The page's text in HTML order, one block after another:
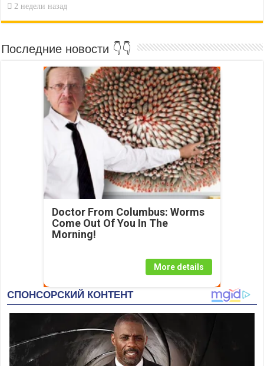
2 недели назад
Последние новости 👇👇
Doctor From Columbus: Worms
Come Out Of You In The
Morning!
More details